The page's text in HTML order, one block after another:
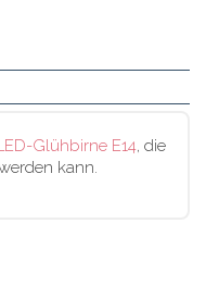
Glühbirne E14, die
kann.